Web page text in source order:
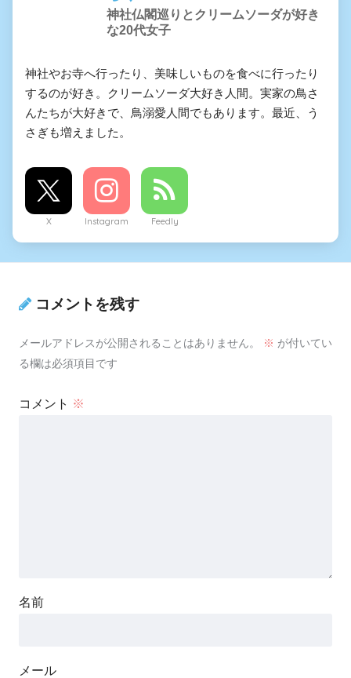
神社仏閣巡りとクリームソーダが好き
な20代女子
神社やお寺へ行ったり、美味しいものを食べに行ったり
するのが好き。クリームソーダ大好き人間。実家の鳥さ
んたちが大好きで、鳥溺愛人間でもあります。最近、う
さぎも増えました。
X Instagram Feedly
コメントを残す
メールアドレスが公開されることはありません。 ※ が付いてい
る欄は必須項目です
コメント ※
名前
メール